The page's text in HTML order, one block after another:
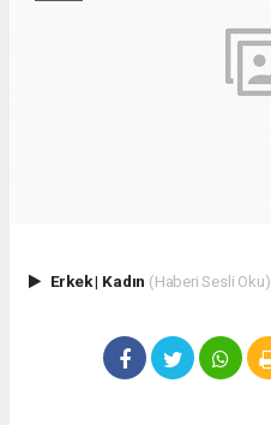
Erkek| Kadın (Haberi Sesli Oku)